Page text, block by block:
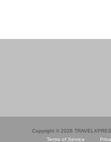
Copyright © 2026
Terms of Service